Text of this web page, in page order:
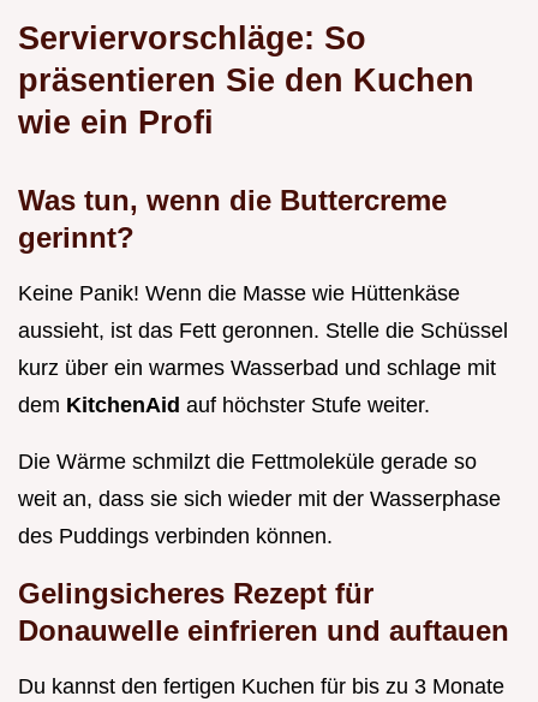
Serviervorschläge: So
präsentieren Sie den Kuchen
wie ein Profi
Was tun, wenn die Buttercreme
gerinnt?
Keine Panik! Wenn die Masse wie Hüttenkäse
aussieht, ist das Fett geronnen. Stelle die Schüssel
kurz über ein warmes Wasserbad und schlage mit
dem KitchenAid auf höchster Stufe weiter.
Die Wärme schmilzt die Fettmoleküle gerade so
weit an, dass sie sich wieder mit der Wasserphase
des Puddings verbinden können.
Gelingsicheres Rezept für
Donauwelle einfrieren und auftauen
Du kannst den fertigen Kuchen für bis zu 3 Monate